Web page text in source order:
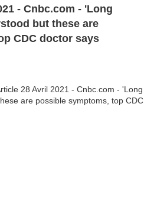
- Cnbc.com - 'Long
but these are
CDC doctor says